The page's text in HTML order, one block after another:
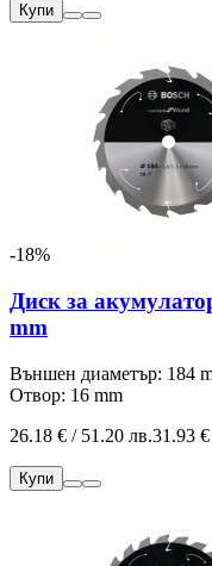
Купи
-18%
Диск за
mm
Външен диаметър: 184
Отвор: 16 mm
26.18 € / 51.20 лв.31.93
Купи